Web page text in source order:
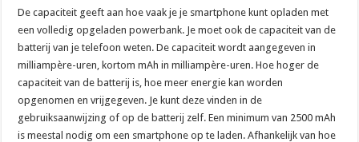
De capaciteit geeft aan hoe vaak je je smartphone kunt opladen met
een volledig opgeladen powerbank. Je moet ook de capaciteit van de
batterij van je telefoon weten. De capaciteit wordt aangegeven in
milliampère-uren, kortom mAh in milliampère-uren. Hoe hoger de
capaciteit van de batterij is, hoe meer energie kan worden
opgenomen en vrijgegeven. Je kunt deze vinden in de
gebruiksaanwijzing of op de batterij zelf. Een minimum van 2500 mAh
is meestal nodig om een smartphone op te laden. Afhankelijk van hoe